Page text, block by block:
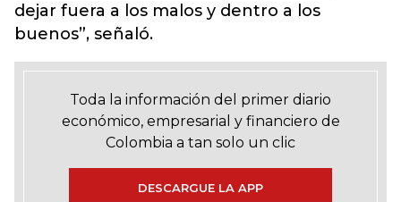
dejar fuera a los malos y dentro a los
buenos”, señaló.
Toda la información del primer diario
económico, empresarial y financiero de
Colombia a tan solo un clic
DESCARGUE LA APP